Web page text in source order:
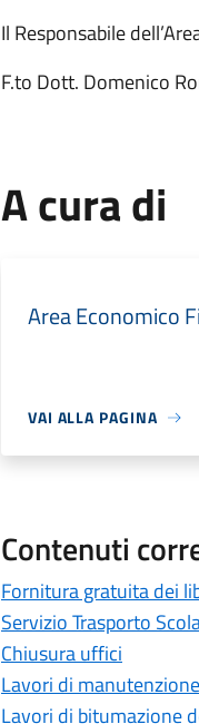
Il Responsabile
F.to Dott. Domenico
A cura di
Area Economico
VAI ALLA PAGINA
Contenuti
Fornitura gratuita dei
Servizio Trasporto
Chiusura uffici
Lavori di
Lavori di bitumazione